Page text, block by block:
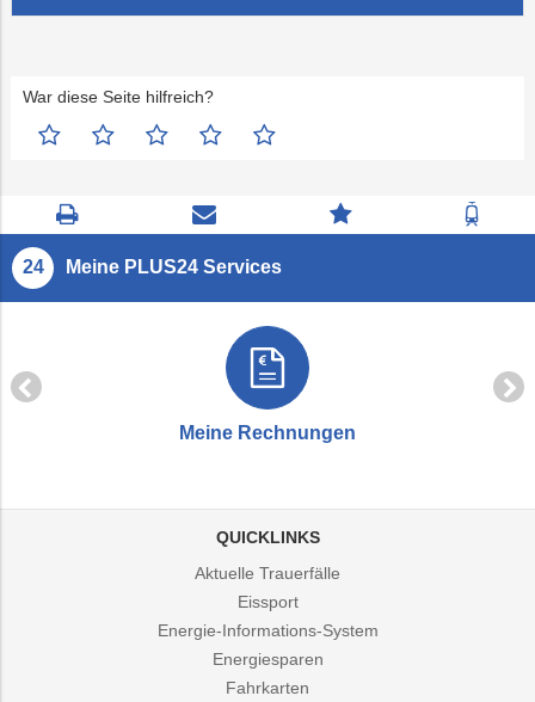
War diese Seite hilfreich?
Seite
drucken
Kontaktseite
öffnen
Zum
Feedback
Zur
Meine PLUS24 Services
Meine Rechnungen
QUICKLINKS
Aktuelle Trauerfälle
Eissport
Energie-Informations-System
Energiesparen
Fahrkarten